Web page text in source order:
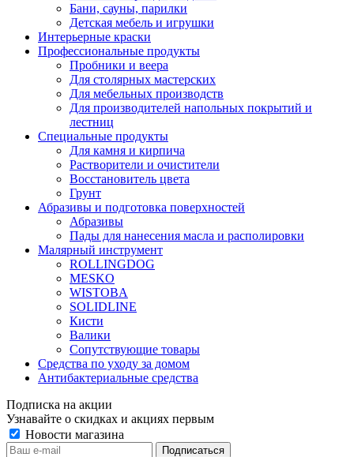
Бани, сауны, парилки
Детская мебель и игрушки
Интерьерные краски
Профессиональные продукты
Пробники и веера
Для столярных мастерских
Для мебельных производств
Для производителей напольных покрытий и
лестниц
Специальные продукты
Для камня и кирпича
Растворители и очистители
Восстановитель цвета
Грунт
Абразивы и подготовка поверхностей
Абразивы
Пады для нанесения масла и располировки
Малярный инструмент
ROLLINGDOG
MESKO
WISTOBA
SOLIDLINE
Кисти
Валики
Сопутствующие товары
Средства по уходу за домом
Антибактериальные средства
Подписка на акции
Узнавайте о скидках и акциях первым
Новости магазина